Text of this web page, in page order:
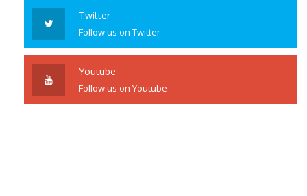
Twitter
Follow us on Twitter
Youtube
Follow us on Youtube